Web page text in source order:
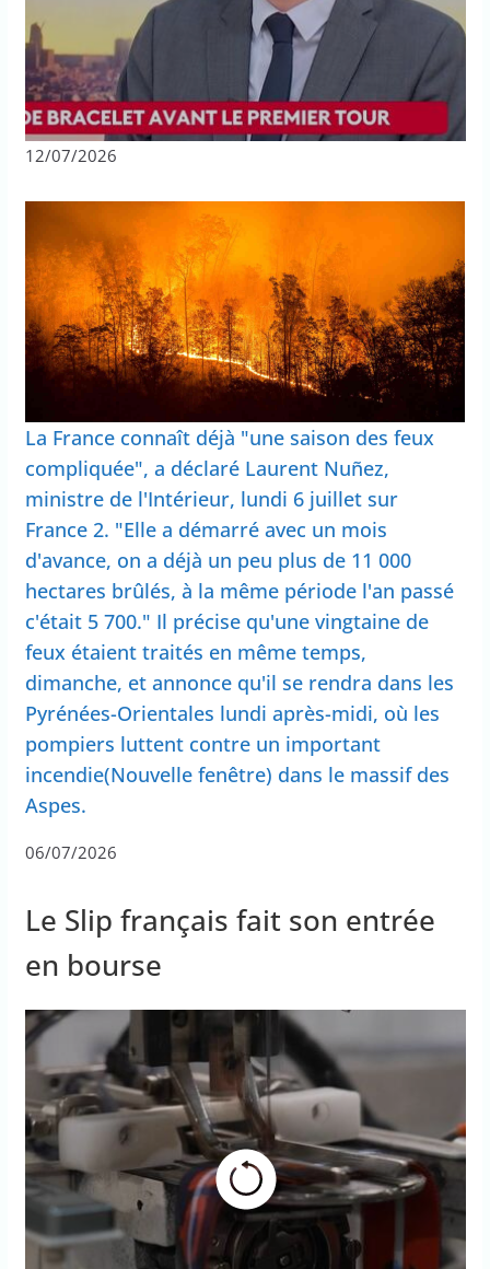
12/07/2026
La France connaît déjà "une saison des feux
compliquée", a déclaré Laurent Nuñez,
ministre de l'Intérieur, lundi 6 juillet sur
France 2. "Elle a démarré avec un mois
d'avance, on a déjà un peu plus de 11 000
hectares brûlés, à la même période l'an passé
c'était 5 700." Il précise qu'une vingtaine de
feux étaient traités en même temps,
dimanche, et annonce qu'il se rendra dans les
Pyrénées-Orientales lundi après-midi, où les
pompiers luttent contre un important
incendie(Nouvelle fenêtre) dans le massif des
Aspes.
06/07/2026
Le Slip français fait son entrée
en bourse